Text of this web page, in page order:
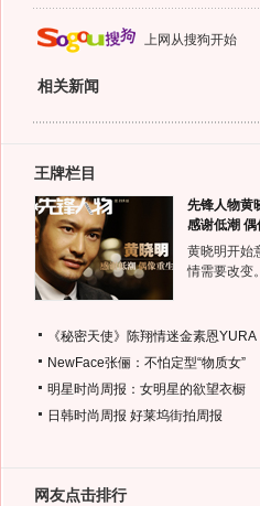
上网从搜狗开始
相关新闻
王牌栏目
先锋人物黄
感谢低潮 偶
黄晓明开始
情需要改
《秘密天使》陈翔情迷金素恩YURA
NewFace张俪：不怕定型“物质女”
明星时尚周报：女明星的欲望衣橱
日韩时尚周报 好莱坞街拍周报
网友点击排行